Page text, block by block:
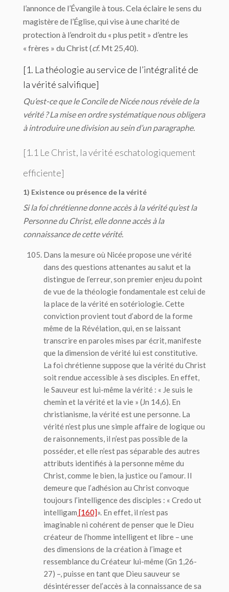
l’annonce de l’Évangile à tous. Cela éclaire le sens du
magistère de l’Église, qui vise à une charité de
protection à l’endroit du « plus petit » d’entre les
« frères » du Christ (cf. Mt 25,40).
[1. La théologie au service de l’intégralité de
la vérité salvifique]
Qu’est-ce que le Concile de Nicée nous révèle de la
vérité ? La mise en ordre systématique nous obligera
à introduire une division au sein d’un paragraphe.
[1.1 Le Christ, la vérité eschatologiquement
efficiente]
1) Existence ou présence de la vérité
Si la foi chrétienne donne accès à la vérité qu’est la
Personne du Christ, elle donne accès à la
connaissance de cette vérité.
Dans la mesure où Nicée propose une vérité
dans des questions attenantes au salut et la
distingue de l’erreur, son premier enjeu du point
de vue de la théologie fondamentale est celui de
la place de la vérité en sotériologie. Cette
conviction provient tout d’abord de la forme
même de la Révélation, qui, en se laissant
transcrire en paroles mises par écrit, manifeste
que la dimension de vérité lui est constitutive.
La foi chrétienne suppose que la vérité du Christ
soit rendue accessible à ses disciples. En effet,
le Sauveur est lui-même la vérité : « Je suis le
chemin et la vérité et la vie » (Jn 14,6). En
christianisme, la vérité est une personne. La
vérité n’est plus une simple affaire de logique ou
de raisonnements, il n’est pas possible de la
posséder, et elle n’est pas séparable des autres
attributs identifiés à la personne même du
Christ, comme le bien, la justice ou l’amour. Il
demeure que l’adhésion au Christ convoque
toujours l’intelligence des disciples : « Credo ut
intelligam [160]». En effet, il n’est pas
imaginable ni cohérent de penser que le Dieu
créateur de l’homme intelligent et libre – une
des dimensions de la création à l’image et
ressemblance du Créateur lui-même (Gn 1,26-
27) –, puisse en tant que Dieu sauveur se
désintéresser del’accès à la connaissancede sa